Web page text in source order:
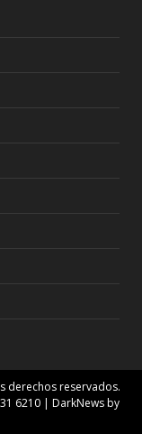
derechos reservados.
6210 | DarkNewsby